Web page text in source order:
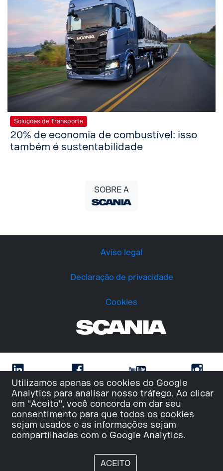
Utilizamos apenas os cookies do Google
Analytics para analisar nosso tráfego. Ao clicar
em "Aceito", você concorda em dar seu
consentimento para que todos os cookies
sejam usados e as informações sejam
compartilhadas com o Google Analytics.
ACEITO
Soluções de Transporte
20% de economia de combustível: isso
também é sustentabilidade
SOBRE A
Aviso legal
Declaração de privacidade
Cookies